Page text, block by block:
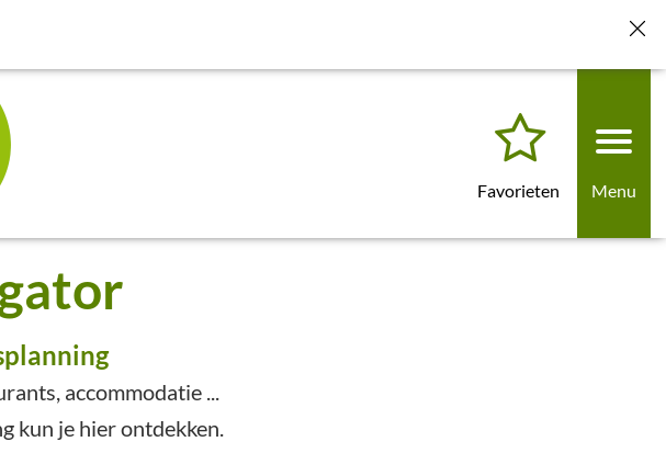
op "Wis deze instellingen voor toekomstige bezoeken". De volgende keer dat u
Favorieten Menu
accommodatie ...
kun je hier ontdekken.